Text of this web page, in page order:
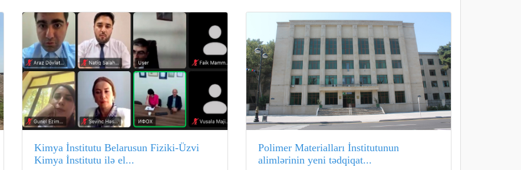
Kimya İnstitutu Belarusun Fiziki-Üzvi
Kimya İnstitutu ilə el...
Polimer Materialları İnstitutunun
alimlərinin yeni tədqiqat...